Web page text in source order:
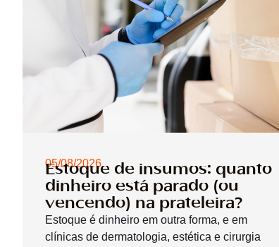
05/08/2026
Estoque de insumos: quanto
dinheiro está parado (ou
vencendo) na prateleira?
Estoque é dinheiro em outra forma, e em
clínicas de dermatologia, estética e cirurgia